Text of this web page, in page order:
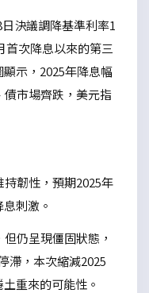
決議調降基準利率1
首次降息以來的第三
示，2025年降息幅
債市場齊跌，美元指
韌性，預期2025年
刺激。
仍呈現僵固狀態，
滯，本次縮減2025
重來的可能性。